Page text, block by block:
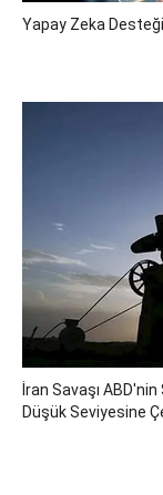
Yapay Zeka
İran Savaşı
Düşük Seviyesine